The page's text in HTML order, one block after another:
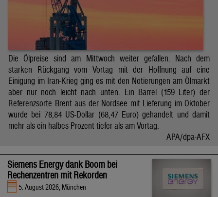
Die Ölpreise sind am Mittwoch weiter gefallen. Nach dem
starken Rückgang vom Vortag mit der Hoffnung auf eine
Einigung im Iran-Krieg ging es mit den Notierungen am Ölmarkt
aber nur noch leicht nach unten. Ein Barrel (159 Liter) der
Referenzsorte Brent aus der Nordsee mit Lieferung im Oktober
wurde bei 78,84 US-Dollar (68,47 Euro) gehandelt und damit
mehr als ein halbes Prozent tiefer als am Vortag.
APA/dpa-AFX
Siemens Energy dank Boom bei
Rechenzentren mit Rekorden
5. August 2026, München